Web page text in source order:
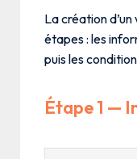
La création
étapes : les
puis les
Étape 1 —